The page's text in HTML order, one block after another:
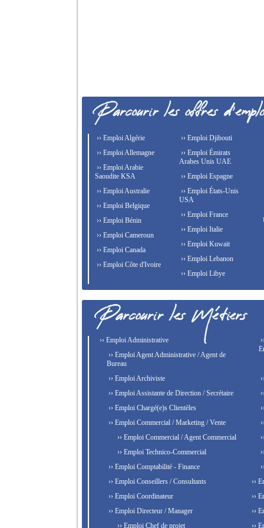
›› Emploi Algérie
›› Emploi Allemagne
›› Emploi Arabie
Saoudite KSA
›› Emploi Australie
›› Emploi Belgique
›› Emploi Bénin
›› Emploi Cameroun
›› Emploi Canada
›› Emploi Côte d'Ivoire
›› Emploi Djibouti
›› Emploi Émirats
Arabes Unis UAE
›› Emploi Espagne
›› Emploi États-Unis
USA
›› Emploi France
›› Emploi Italie
›› Emploi Kuwait
›› Emploi Lebanon
›› Emploi Libye
›› Emploi Administrative
›› Emploi Agent Administrative / Agent de
Bureau
›› Emploi Archiviste
›› Emploi Assistante de Direction / Secrétaire
›› Emploi Chargé(e)s Clientèles
›› Emploi Commercial / Marketing / Vente
›› Emploi Commercial / Agent Commercial
›› Emploi Technico-Commercial
›› Emploi Comptabilité - Finance
›› Emploi Conseillers / Consultants
›› Emploi Coordinateur
›› Emploi Directeur / Manager
›› Emploi Chef de projet
››
››
››
››